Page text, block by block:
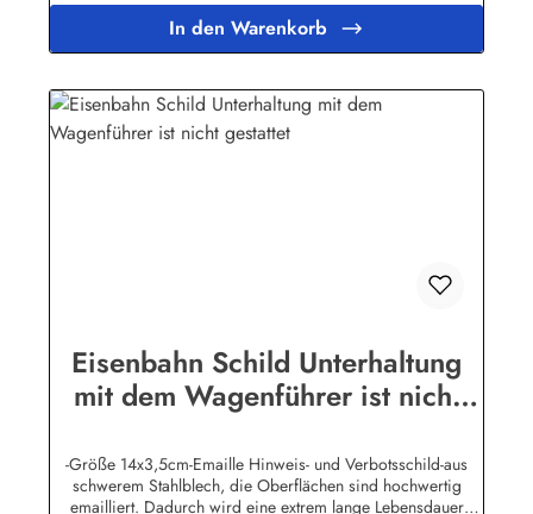
WunschtextHerstellerinformationen:Buddel-Bini Inh. Eda
Binikowski e.K.Meddenwarf 1a22457
Hamburginfo@buddel.de
In den Warenkorb
Eisenbahn Schild Unterhaltung
mit dem Wagenführer ist nicht
-Größe 14x3,5cm-Emaille Hinweis- und Verbotsschild-aus
schwerem Stahlblech, die Oberflächen sind hochwertig
emailliert. Dadurch wird eine extrem lange Lebensdauer